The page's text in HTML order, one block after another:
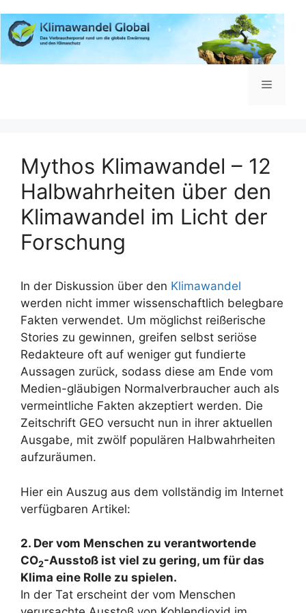
Inhalt
springen
Menü
Mythos Klimawandel – 12
Halbwahrheiten über den
Klimawandel im Licht der
Forschung
In der Diskussion über den Klimawandel
werden nicht immer wissenschaftlich belegbare
Fakten verwendet. Um möglichst reißerische
Stories zu gewinnen, greifen selbst seriöse
Redakteure oft auf weniger gut fundierte
Aussagen zurück, sodass diese am Ende vom
Medien-gläubigen Normalverbraucher auch als
vermeintliche Fakten akzeptiert werden. Die
Zeitschrift GEO versucht nun in ihrer aktuellen
Ausgabe, mit zwölf populären Halbwahrheiten
aufzuräumen.
Hier ein Auszug aus dem vollständig im Internet
verfügbaren Artikel:
2. Der vom Menschen zu verantwortende
CO2-Ausstoß ist viel zu gering, um für das
Klima eine Rolle zu spielen.
In der Tat erscheint der vom Menschen